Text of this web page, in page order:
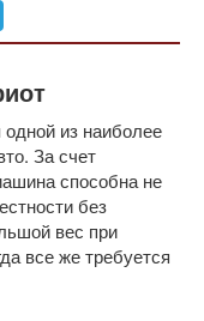
из наиболее
За счет
способна не
без
вес при
все же требуется